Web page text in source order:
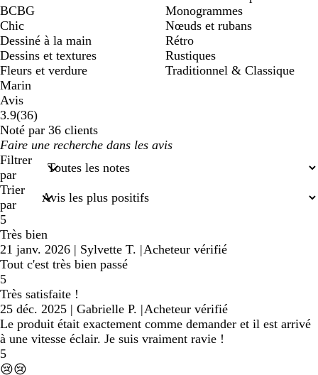
BCBG
Chic
Dessiné à la main
Dessins et textures
Fleurs et verdure
Marin
Monogrammes
Nœuds et rubans
Rétro
Rustiques
Traditionnel & Classique
Avis
3.9(3636
avis
)
Noté par 36 clients
Mes
saisies
de
recherche
Filtrer
par
Trier
par
5
Très bien
21 janv. 2026 | Sylvette T. |Acheteur vérifié
Tout c'est très bien passé
5
Très satisfaite !
25 déc. 2025 | Gabrielle P. |Acheteur vérifié
Le produit était exactement comme demander et il est arrivé
à une vitesse éclair. Je suis vraiment ravie !
5
😢😢